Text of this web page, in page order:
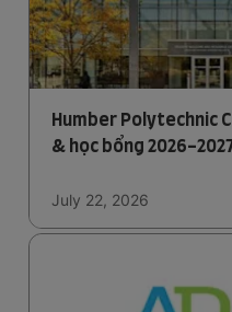
Humber Polytechnic
& học bổng 2026-
July 22, 2026